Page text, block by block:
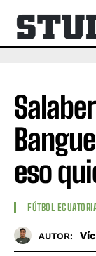
eso
FÚTBOL
AUTOR: